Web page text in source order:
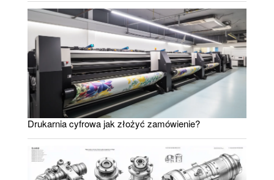
Drukarnia cyfrowa jak złożyć zamówienie?